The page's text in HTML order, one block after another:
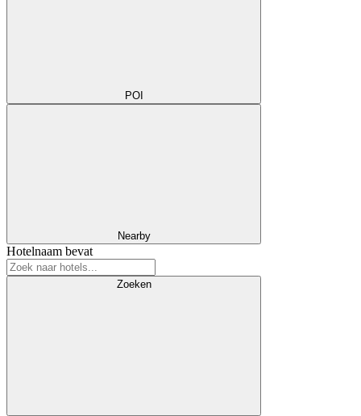
POI
Nearby
Hotelnaam bevat
Zoeken